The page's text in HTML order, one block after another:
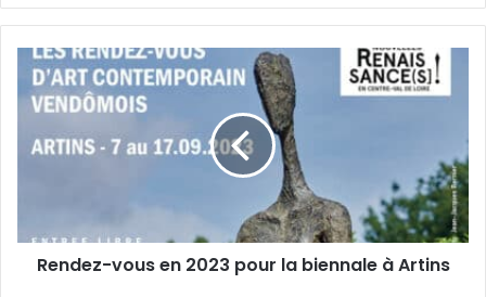
z
o
Rendez-vous en 2023 pour la biennale à Artins